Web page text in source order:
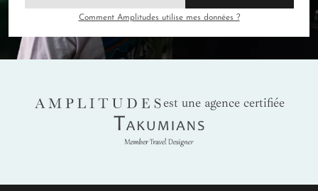
Comment Amplitudes utilise mes données ?
AMPLITUDES
est une agence certifiée
Takumians